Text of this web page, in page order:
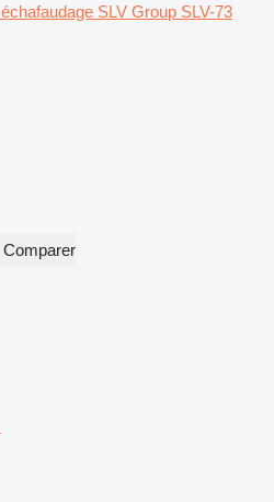
échafaudage SLV Group SLV-73
Comparer